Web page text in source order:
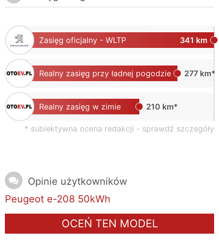
Zasięg oficjalny - WLTP 341 km
Realny zasięg przy ładnej pogodzie 277 km*
Realny zasięg w zimie 210 km*
* subiektywna ocena redakcji - sprawdź szczegóły
Opinie użytkowników
Peugeot e-208 50kWh
OCEŃ TEN MODEL